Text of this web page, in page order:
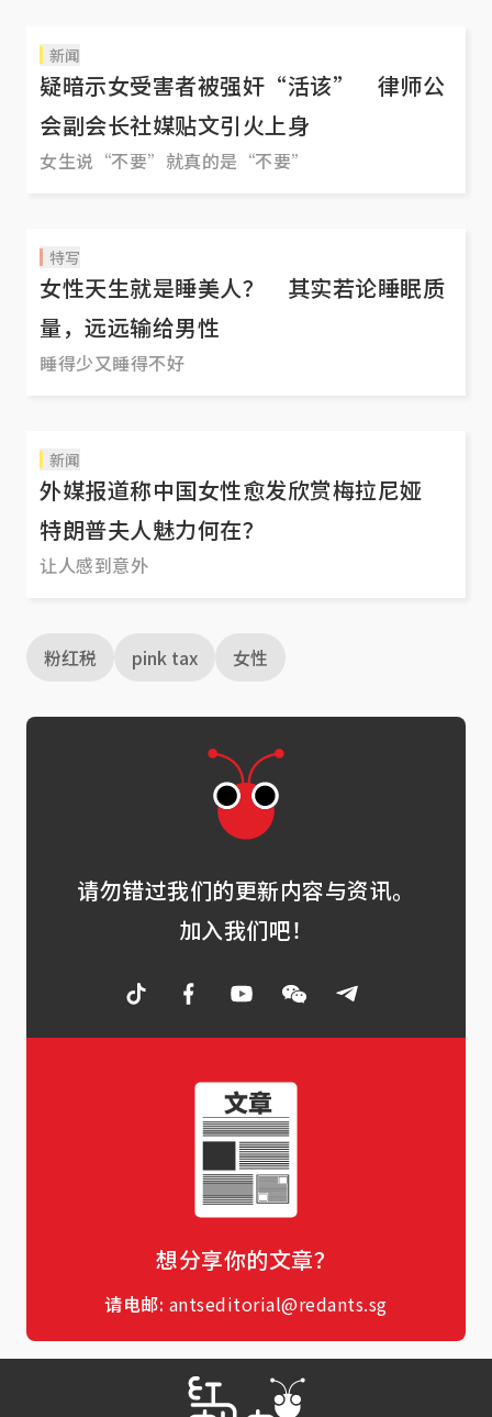
新闻
疑暗示女受害者被强奸“活该” 律师公
会副会长社媒贴文引火上身
女生说“不要”就真的是“不要”
特写
女性天生就是睡美人？ 其实若论睡眠质
量，远远输给男性
睡得少又睡得不好
新闻
外媒报道称中国女性愈发欣赏梅拉尼娅
特朗普夫人魅力何在？
让人感到意外
粉红税 pink tax 女性
请勿错过我们的更新内容与资讯。
加入我们吧！
想分享你的文章？
请电邮: antseditorial@redants.sg